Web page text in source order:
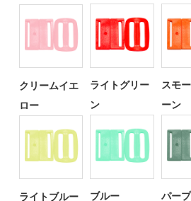
クリームイエ
ロー
ライトグリー
ン
スモ
ーン
ライトブルー ブルー パー